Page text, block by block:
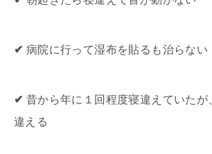
✔ 病院に行って湿布を貼るも治らない
✔ 昔から年に１回程度寝違えていたが
違える